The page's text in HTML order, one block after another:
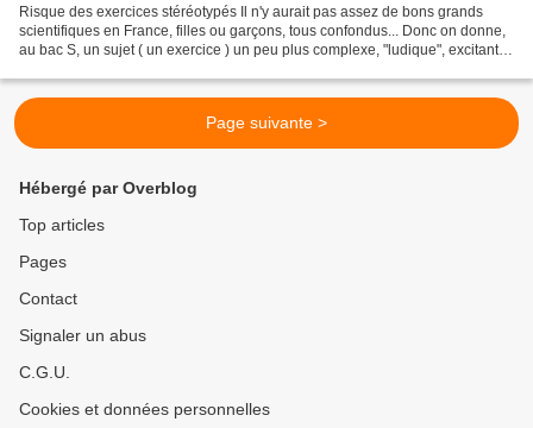
Risque des exercices stéréotypés Il n'y aurait pas assez de bons grands
scientifiques en France, filles ou garçons, tous confondus... Donc on donne,
au bac S, un sujet ( un exercice ) un peu plus complexe, "ludique", excitant,
Page suivante >
Hébergé par Overblog
Top articles
Pages
Contact
Signaler un abus
C.G.U.
Cookies et données personnelles